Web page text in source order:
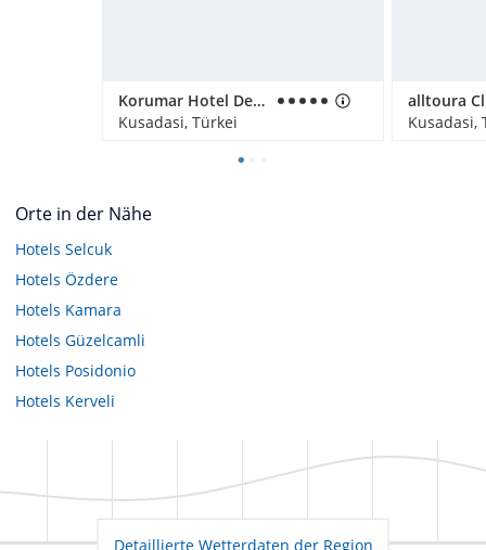
Korumar Hotel De Luxe
Kusadasi, Türkei
Kusadasi,
Orte in der Nähe
Hotels Selcuk
Hotels Özdere
Hotels Kamara
Hotels Güzelcamli
Hotels Posidonio
Hotels Kerveli
Detaillierte Wetterdaten der Region